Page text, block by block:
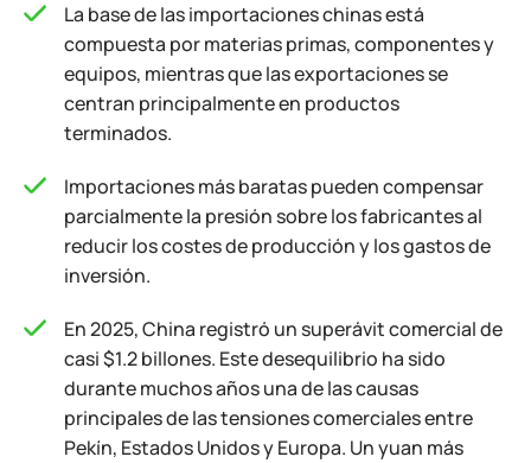
La base de las importaciones chinas está
compuesta por materias primas, componentes y
equipos, mientras que las exportaciones se
centran principalmente en productos
terminados.
Importaciones más baratas pueden compensar
parcialmente la presión sobre los fabricantes al
reducir los costes de producción y los gastos de
inversión.
En 2025, China registró un superávit comercial de
casi $1.2 billones. Este desequilibrio ha sido
durante muchos años una de las causas
principales de las tensiones comerciales entre
Pekín, Estados Unidos y Europa. Un yuan más